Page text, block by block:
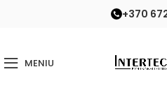
+370
MENIU